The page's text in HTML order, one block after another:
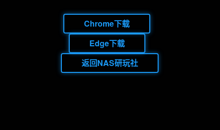
Chrome下载
Edge下载
返回NAS研玩社